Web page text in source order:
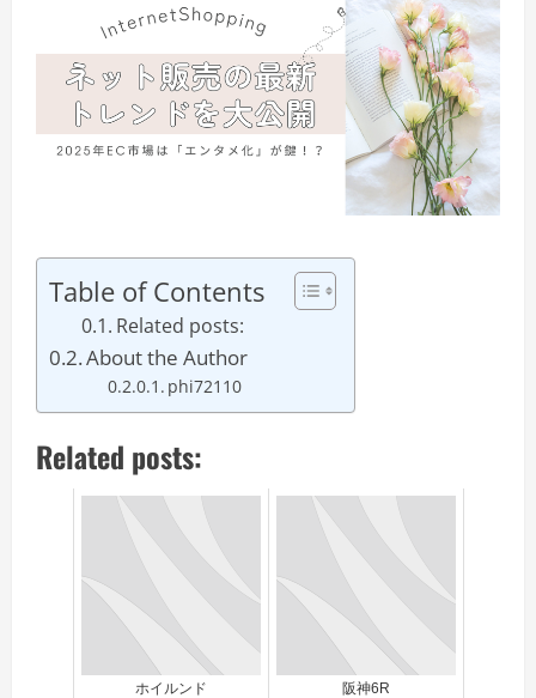
Table of Contents
Related posts:
About the Author
phi72110
Related posts:
ホイルンド 阪神6R